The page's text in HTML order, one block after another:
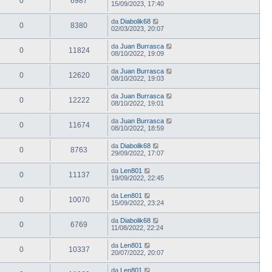
15/09/2023, 17:40
0 8380 da Diabolik68
02/03/2023, 20:07
0 11824 da Juan Burrasca
08/10/2022, 19:09
0 12620 da Juan Burrasca
08/10/2022, 19:03
0 12222 da Juan Burrasca
08/10/2022, 19:01
0 11674 da Juan Burrasca
08/10/2022, 18:59
0 8763 da Diabolik68
29/09/2022, 17:07
0 11137 da Len801
19/09/2022, 22:45
0 10070 da Len801
15/09/2022, 23:24
0 6769 da Diabolik68
11/08/2022, 22:24
0 10337 da Len801
20/07/2022, 20:07
da Len801